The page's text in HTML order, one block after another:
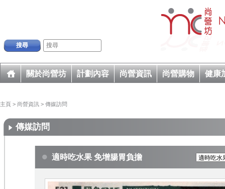
搜尋
關於尚營坊 計劃內容 尚營資訊 尚營購物 健康
主頁 > 尚營資訊 > 傳媒訪問
傳媒訪問
適時吃水果 免增腸胃負擔